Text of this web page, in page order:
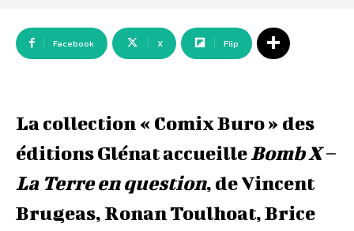
Facebook X Flip
La collection « Comix Buro » des
éditions Glénat accueilleBomb X –
La Terre en question, de Vincent
Brugeas, Ronan Toulhoat, Brice